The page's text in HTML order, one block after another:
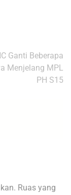
Ganti Beberapa
Menjelang MPL
PH S15
Ruas yang